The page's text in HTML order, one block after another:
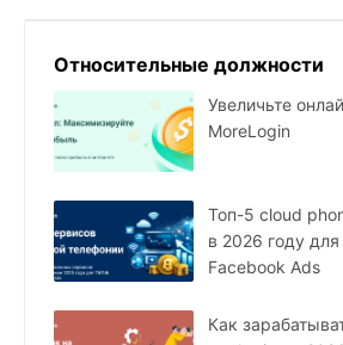
Относительные должности
Увеличьте
MoreLogin
Топ-5 cloud
в 2026 году
Facebook Ads
Как